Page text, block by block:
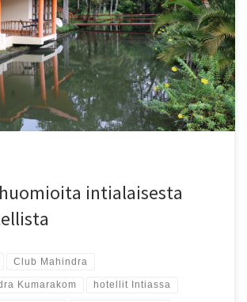
maisemiensa puolesta ainesta matkailun
osoitti, että moni asia intialaisessa
yllättää.
intialaisesta
Club Mahindra
Kumarakom hotellit Intiassa